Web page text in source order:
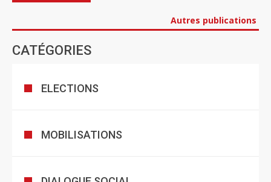
Autres publications
CATÉGORIES
ELECTIONS
MOBILISATIONS